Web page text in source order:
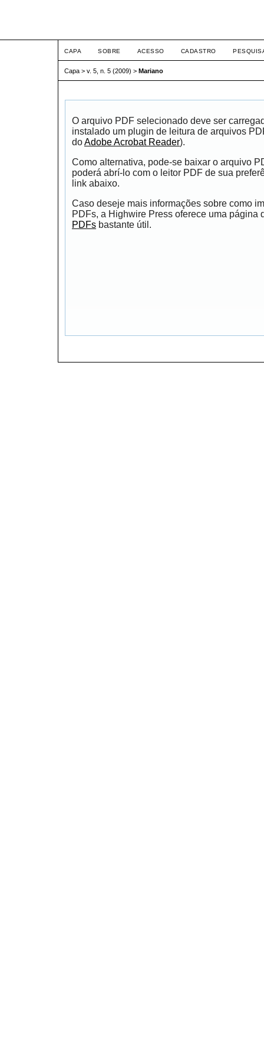
CAPA SOBRE ACESSO CADASTRO
Capa > v. 5, n. 5 (2009) > Mariano
O arquivo PDF selecionado deve ser
instalado um plugin de leitura de arquivos
doAdobe Acrobat Reader).
Como alternativa, pode-se baixar o arquivo
poderá abrí-lo com o leitor PDF de sua
link abaixo.
Caso deseje mais informações sobre como
PDFs, a Highwire Press oferece uma página
PDFs bastante útil.